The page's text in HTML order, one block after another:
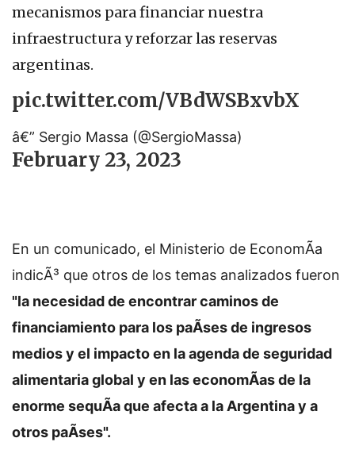
mecanismos para financiar nuestra
infraestructura y reforzar las reservas
argentinas.
pic.twitter.com/VBdWSBxvbX
â€” Sergio Massa (@SergioMassa)
February 23, 2023
En un comunicado, el Ministerio de EconomÃ­a
indicÃ³ que otros de los temas analizados fueron
"la necesidad de encontrar caminos de
financiamiento para los paÃ­ses de ingresos
medios y el impacto en la agenda de seguridad
alimentaria global y en las economÃ­as de la
enorme sequÃ­a que afecta a la Argentina y a
otros paÃ­ses".